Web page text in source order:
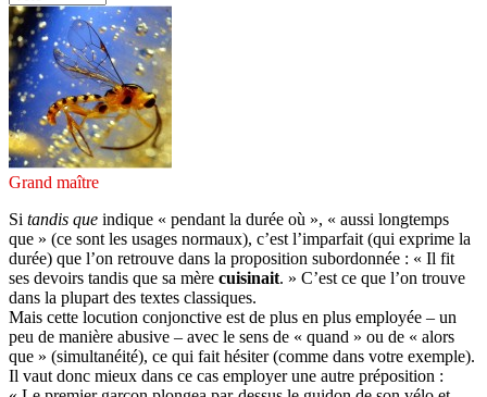
Grand maître
Si tandis que indique « pendant la durée où », « aussi longtemps
que » (ce sont les usages normaux), c’est l’imparfait (qui exprime la
durée) que l’on retrouve dans la proposition subordonnée : « Il fit
ses devoirs tandis que sa mère cuisinait. » C’est ce que l’on trouve
dans la plupart des textes classiques.
Mais cette locution conjonctive est de plus en plus employée – un
peu de manière abusive – avec le sens de « quand » ou de « alors
que » (simultanéité), ce qui fait hésiter (comme dans votre exemple).
Il vaut donc mieux dans ce cas employer une autre préposition :